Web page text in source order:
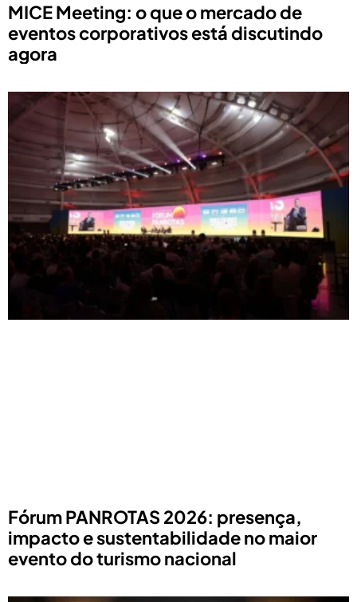
MICE Meeting: o que o mercado de
eventos corporativos está discutindo
agora
Fórum PANROTAS 2026: presença,
impacto e sustentabilidade no maior
evento do turismo nacional